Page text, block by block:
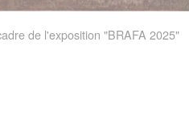
de l'exposition "BRAFA 2025"